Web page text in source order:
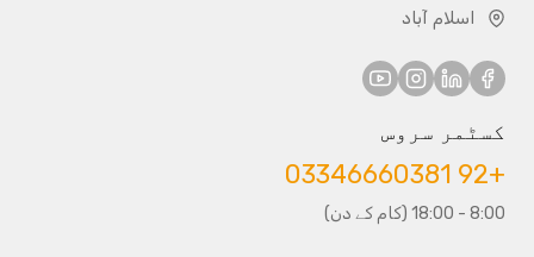
اسلام آباد
کسٹمر سروس
+92 03346660381
8:00 - 18:00 (کام کے دن)